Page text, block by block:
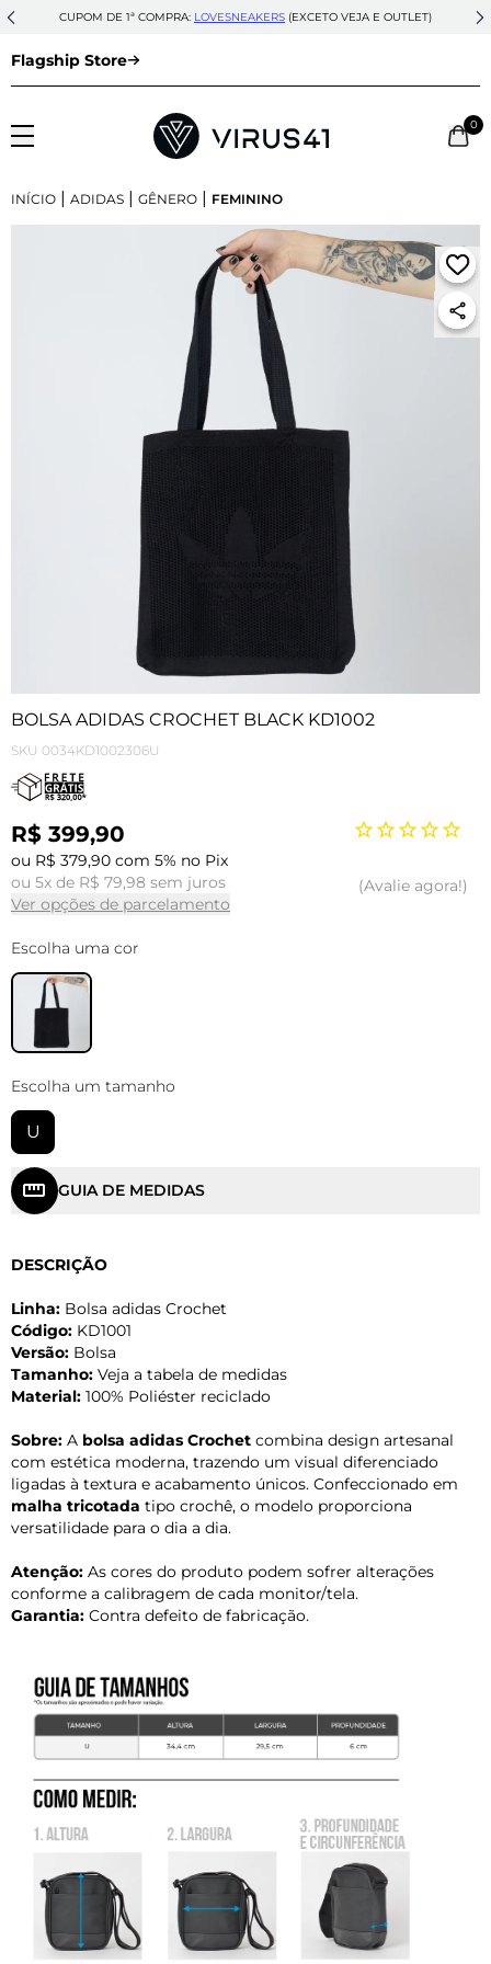
CUPOM DE 1ª COMPRA: LOVESNEAKERS (EXCETO VEJA E OUTLET)
Flagship Store
0
INÍCIO | ADIDAS | GÊNERO | FEMININO
BOLSA ADIDAS CROCHET BLACK KD1002
SKU 0034KD1002306U
R$ 399,90
ou R$ 379,90 com 5% no Pix
ou 5x de R$ 79,98 sem juros
Ver opções de parcelamento
Avalie agora!
Escolha uma cor
Escolha um tamanho
U
GUIA DE MEDIDAS
DESCRIÇÃO
Linha: Bolsa adidas Crochet
Código: KD1001
Versão: Bolsa
Tamanho: Veja a tabela de medidas
Material: 100% Poliéster reciclado
Sobre: A bolsa adidas Crochet combina design artesanal
com estética moderna, trazendo um visual diferenciado
ligadas à textura e acabamento únicos. Confeccionado em
malha tricotada tipo crochê, o modelo proporciona
versatilidade para o dia a dia.
Atenção: As cores do produto podem sofrer alterações
conforme a calibragem de cada monitor/tela.
Garantia: Contra defeito de fabricação.